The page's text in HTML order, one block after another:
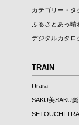
カテゴリー・タ
ふるさとあっ晴
デジタルカタロ
TRAIN
Urara
SAKU美SAKU楽
SETOUCHI